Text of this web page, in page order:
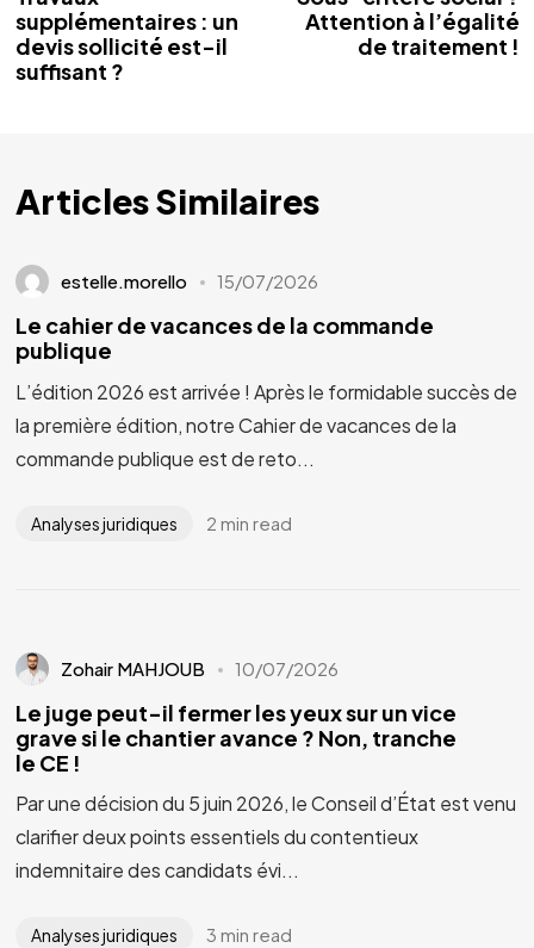
supplémentaires : un
devis sollicité est-il
suffisant ?
Attention à l’égalité
de traitement !
Articles Similaires
estelle.morello 15/07/2026
Le cahier de vacances de la commande
publique
L’édition 2026 est arrivée ! Après le formidable succès de
la première édition, notre Cahier de vacances de la
commande publique est de reto...
Analyses juridiques 2 min read
Zohair MAHJOUB 10/07/2026
Le juge peut-il fermer les yeux sur un vice
grave si le chantier avance ? Non, tranche
le CE !
Par une décision du 5 juin 2026, le Conseil d’État est venu
clarifier deux points essentiels du contentieux
indemnitaire des candidats évi...
Analyses juridiques 3 min read